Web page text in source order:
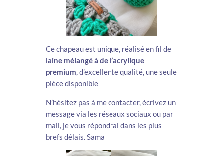
Ce chapeau est unique, réalisé en fil de
laine mélangé à de l’acrylique
premium, d’excellente qualité, une seule
pièce disponible
N’hésitez pas à me contacter, écrivez un
message via les réseaux sociaux ou par
mail, je vous répondrai dans les plus
brefs délais. Sama